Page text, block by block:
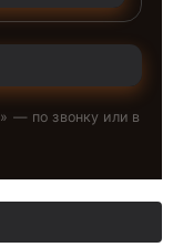
» — по звонку или в